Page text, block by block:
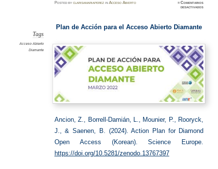
Postedbyclarisamariaperez inAcceso Abierto ≈Comentarios
desactivadosen
Tags
Acceso Abierto
Diamante
Plan de Acción para el Acceso Abierto Diamante
Ancion, Z., Borrell-Damián, L., Mounier, P., Rooryck,
J., & Saenen, B. (2024). Action Plan for Diamond
Open Access (Korean). Science Europe.
https://doi.org/10.5281/zenodo.13767397